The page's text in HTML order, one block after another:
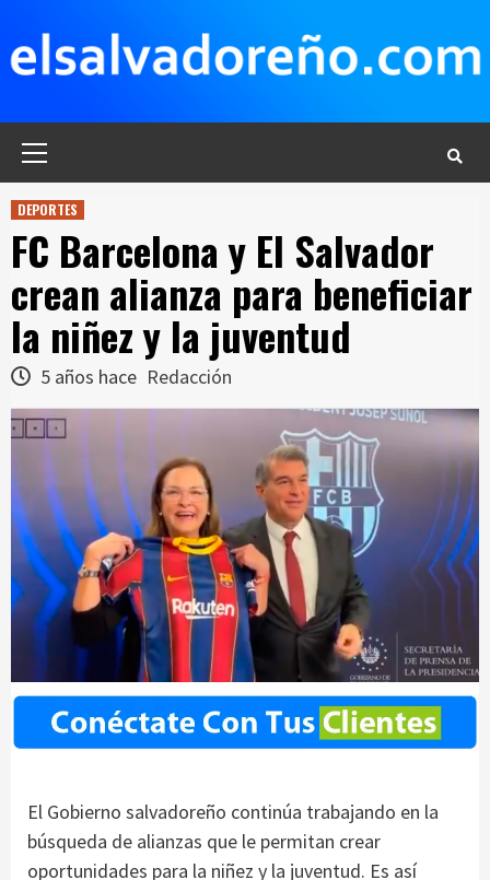
contenido
DEPORTES
FC Barcelona y El Salvador
crean alianza para beneficiar
la niñez y la juventud
5 años hace Redacción
El Gobierno salvadoreño continúa trabajando en la
búsqueda de alianzas que le permitan crear
oportunidades para la niñez y la juventud. Es así